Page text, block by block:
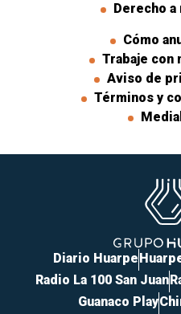
Derecho
Cómo
Trabaje con
Aviso de
Términos y
Diario Huarpe
Radio La 100 San Juan
Guanaco Play